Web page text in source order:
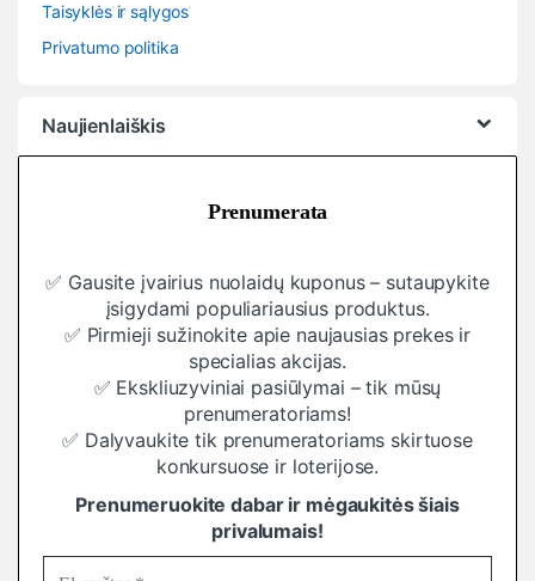
Taisyklės ir sąlygos
Privatumo politika
Naujienlaiškis
Prenumerata
✅ Gausite įvairius nuolaidų kuponus – sutaupykite
įsigydami populiariausius produktus.
✅ Pirmieji sužinokite apie naujausias prekes ir
specialias akcijas.
✅ Ekskliuzyviniai pasiūlymai – tik mūsų
prenumeratoriams!
✅ Dalyvaukite tik prenumeratoriams skirtuose
konkursuose ir loterijose.
Prenumeruokite dabar ir mėgaukitės šiais
privalumais!